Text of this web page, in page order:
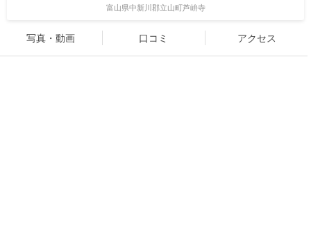
富山県中新川郡立山町芦峅寺
写真・動画 口コミ アクセス